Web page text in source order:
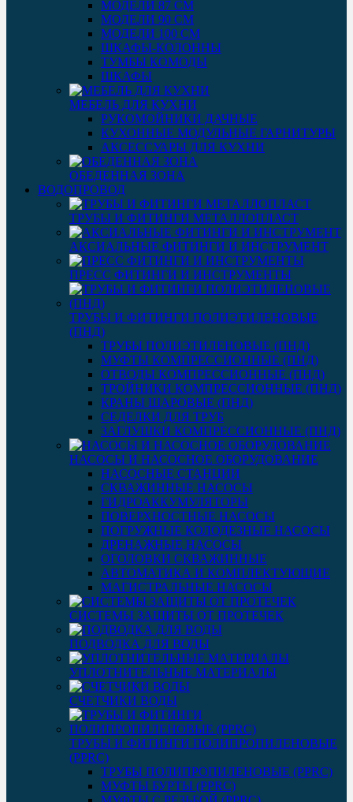
МОДЕЛИ 87 СМ
МОДЕЛИ 90 СМ
МОДЕЛИ 100 СМ
ШКАФЫ-КОЛОННЫ
ТУМБЫ КОМОДЫ
ШКАФЫ
МЕБЕЛЬ ДЛЯ КУХНИ
РУКОМОЙНИКИ ДАЧНЫЕ
КУХОННЫЕ МОДУЛЬНЫЕ ГАРНИТУРЫ
АКСЕССУАРЫ ДЛЯ КУХНИ
ОБЕДЕННАЯ ЗОНА
ВОДОПРОВОД
ТРУБЫ И ФИТИНГИ МЕТАЛЛОПЛАСТ
АКСИАЛЬНЫЕ ФИТИНГИ И ИНСТРУМЕНТ
ПРЕСС ФИТИНГИ И ИНСТРУМЕНТЫ
ТРУБЫ И ФИТИНГИ ПОЛИЭТИЛЕНОВЫЕ
(ПНД)
ТРУБЫ ПОЛИЭТИЛЕНОВЫЕ (ПНД)
МУФТЫ КОМПРЕССИОННЫЕ (ПНД)
ОТВОДЫ КОМПРЕССИОННЫЕ (ПНД)
ТРОЙНИКИ КОМПРЕССИОННЫЕ (ПНД)
КРАНЫ ШАРОВЫЕ (ПНД)
СЕДЕЛКИ ДЛЯ ТРУБ
ЗАГЛУШКИ КОМПРЕССИОННЫЕ (ПНД)
НАСОСЫ И НАСОСНОЕ ОБОРУДОВАНИЕ
НАСОСНЫЕ СТАНЦИИ
СКВАЖИННЫЕ НАСОСЫ
ГИДРОАККУМУЛЯТОРЫ
ПОВЕРХНОСТНЫЕ НАСОСЫ
ПОГРУЖНЫЕ КОЛОДЕЗНЫЕ НАСОСЫ
ДРЕНАЖНЫЕ НАСОСЫ
ОГОЛОВКИ СКВАЖИННЫЕ
АВТОМАТИКА И КОМПЛЕКТУЮЩИЕ
МАГИСТРАЛЬНЫЕ НАСОСЫ
СИСТЕМЫ ЗАЩИТЫ ОТ ПРОТЕЧЕК
ПОДВОДКА ДЛЯ ВОДЫ
УПЛОТНИТЕЛЬНЫЕ МАТЕРИАЛЫ
СЧЕТЧИКИ ВОДЫ
ТРУБЫ И ФИТИНГИ ПОЛИПРОПИЛЕНОВЫЕ
(PPRC)
ТРУБЫ ПОЛИПРОПИЛЕНОВЫЕ (PPRC)
МУФТЫ БУРТЫ (PPRC)